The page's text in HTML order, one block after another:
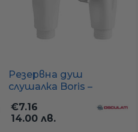
Резервна душ
слушалка Boris –
хромирана пластмаса
€7.16
14.00 лв.